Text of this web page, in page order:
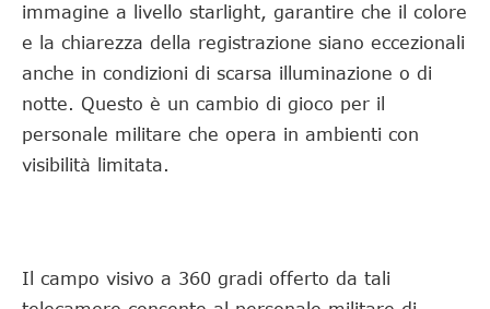
immagine a livello starlight, garantire che il colore
e la chiarezza della registrazione siano eccezionali
anche in condizioni di scarsa illuminazione o di
notte. Questo è un cambio di gioco per il
personale militare che opera in ambienti con
visibilità limitata.
Il campo visivo a 360 gradi offerto da tali